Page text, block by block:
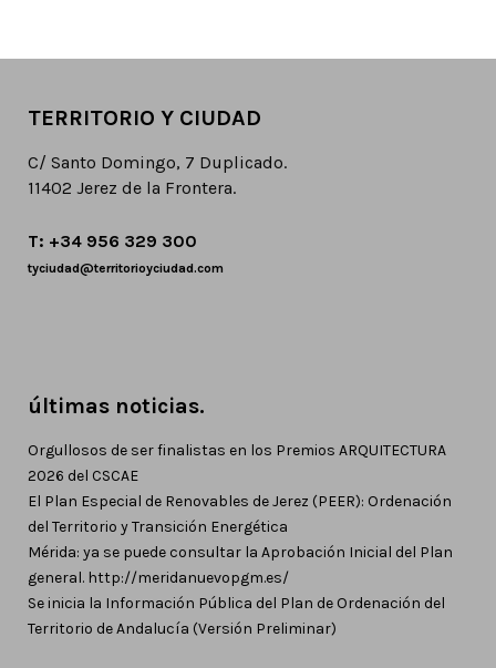
TERRITORIO Y CIUDAD
C/ Santo Domingo, 7 Duplicado.
11402 Jerez de la Frontera.
T: +34 956 329 300
tyciudad@territorioyciudad.com
últimas noticias.
Orgullosos de ser finalistas en los Premios ARQUITECTURA
2026 del CSCAE
El Plan Especial de Renovables de Jerez (PEER): Ordenación
del Territorio y Transición Energética
Mérida: ya se puede consultar la Aprobación Inicial del Plan
general. http://meridanuevopgm.es/
Se inicia la Información Pública del Plan de Ordenación del
Territorio de Andalucía (Versión Preliminar)